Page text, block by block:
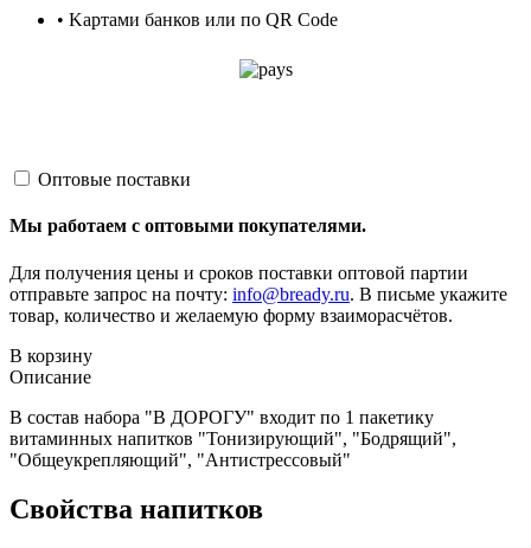
• Kартами банков или по QR Code
Оптовые поставки
Мы работаем с оптовыми покупателями.
Для получения цены и сроков поставки оптовой партии
отправьте запрос на почту: info@bready.ru. В письме укажите
товар, количество и желаемую форму взаиморасчётов.
В корзину
Описание
В состав набора "В ДОРОГУ" входит по 1 пакетику
витаминных напитков "Тонизирующий", "Бодрящий",
"Общеукрепляющий", "Антистрессовый"
Свойства напитков